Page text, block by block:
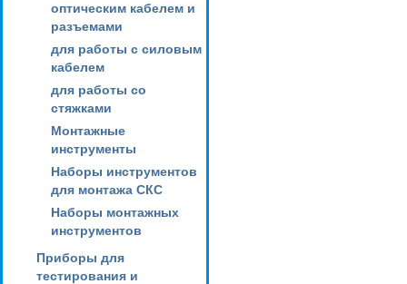
оптическим кабелем и
разъемами
для работы с силовым
кабелем
для работы со
стяжками
Монтажные
инструменты
Наборы инструментов
для монтажа СКС
Наборы монтажных
инструментов
Приборы для
тестирования и